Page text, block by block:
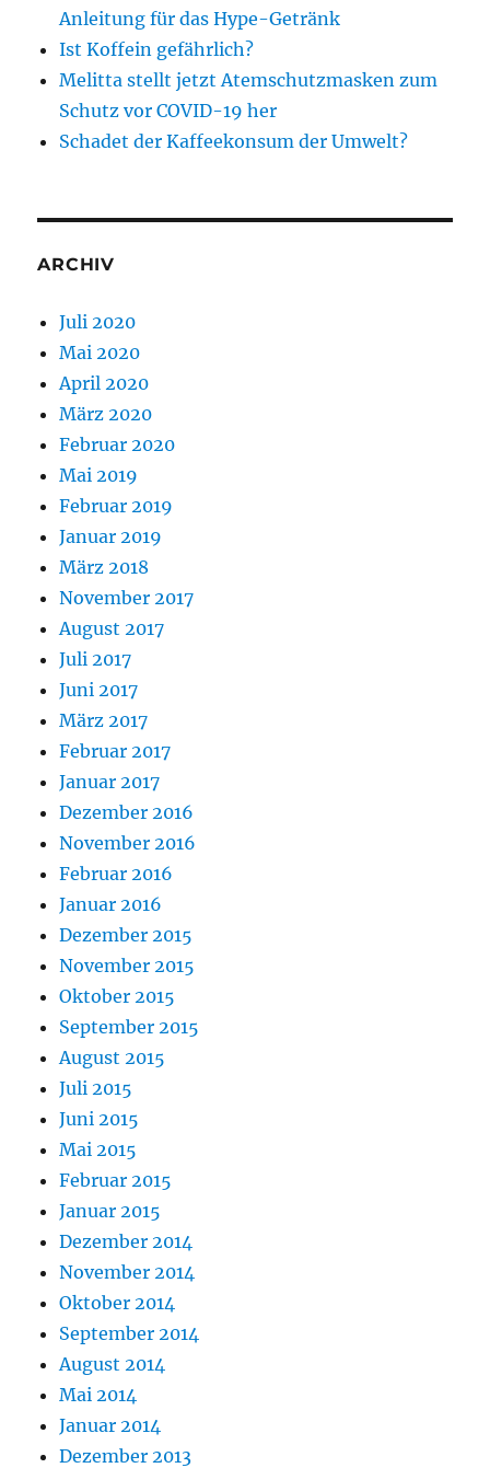
Anleitung für das Hype-Getränk
Ist Koffein gefährlich?
Melitta stellt jetzt Atemschutzmasken zum
Schutz vor COVID-19 her
Schadet der Kaffeekonsum der Umwelt?
ARCHIV
Juli 2020
Mai 2020
April 2020
März 2020
Februar 2020
Mai 2019
Februar 2019
Januar 2019
März 2018
November 2017
August 2017
Juli 2017
Juni 2017
März 2017
Februar 2017
Januar 2017
Dezember 2016
November 2016
Februar 2016
Januar 2016
Dezember 2015
November 2015
Oktober 2015
September 2015
August 2015
Juli 2015
Juni 2015
Mai 2015
Februar 2015
Januar 2015
Dezember 2014
November 2014
Oktober 2014
September 2014
August 2014
Mai 2014
Januar 2014
Dezember 2013